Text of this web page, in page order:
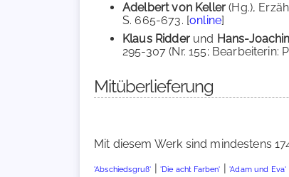
Adelbert von Keller(Hg.),
S. 665-673. [online]
Klaus Ridderund Hans-
295-307 (Nr. 155; Bearbeiterin:
Mitüberlieferung
Mit diesem Werk sind mindestens
'Abschiedsgruß' | 'Die acht Farben' |'Adam und